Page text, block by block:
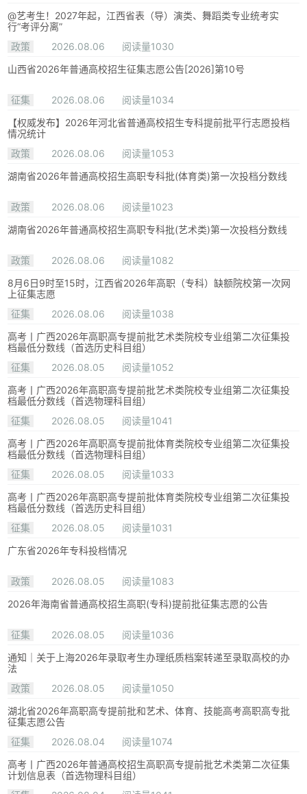
@艺考生！2027年起，江西省表（导）演类、舞蹈类专业统考实
行“考评分离”
政策
2026.08.06
阅读量1030
山西省2026年普通高校招生征集志愿公告[2026]第10号
征集 2026.08.06
阅读量1034
【权威发布】2026年河北省普通高校招生专科提前批平行志愿投档
情况统计
政策
2026.08.06
阅读量1053
湖南省2026年普通高校招生高职专科批(体育类)第一次投档分数线
政策 2026.08.06
阅读量1023
湖南省2026年普通高校招生高职专科批(艺术类)第一次投档分数线
政策 2026.08.06
阅读量1082
8月6日9时至15时，江西省2026年高职（专科）缺额院校第一次网
上征集志愿
征集
2026.08.06
阅读量1038
高考丨广西2026年高职高专提前批艺术类院校专业组第二次征集投
档最低分数线（首选历史科目组）
征集
2026.08.05
阅读量1052
高考丨广西2026年高职高专提前批艺术类院校专业组第二次征集投
档最低分数线（首选物理科目组）
征集
2026.08.05
阅读量1041
高考丨广西2026年高职高专提前批体育类院校专业组第二次征集投
档最低分数线（首选物理科目组）
征集
2026.08.05
阅读量1033
高考丨广西2026年高职高专提前批体育类院校专业组第二次征集投
档最低分数线（首选历史科目组）
征集
2026.08.05
阅读量1031
广东省2026年专科投档情况
政策 2026.08.05
阅读量1083
2026年海南省普通高校招生高职(专科)提前批征集志愿的公告
征集 2026.08.05
阅读量1036
通知｜关于上海2026年录取考生办理纸质档案转递至录取高校的办
法
政策
2026.08.05
阅读量1050
湖北省2026年高职高专提前批和艺术、体育、技能高考高职高专批
征集志愿公告
征集
2026.08.04
阅读量1074
高考丨广西2026年普通高校招生高职高专提前批艺术类第二次征集
计划信息表（首选物理科目组）